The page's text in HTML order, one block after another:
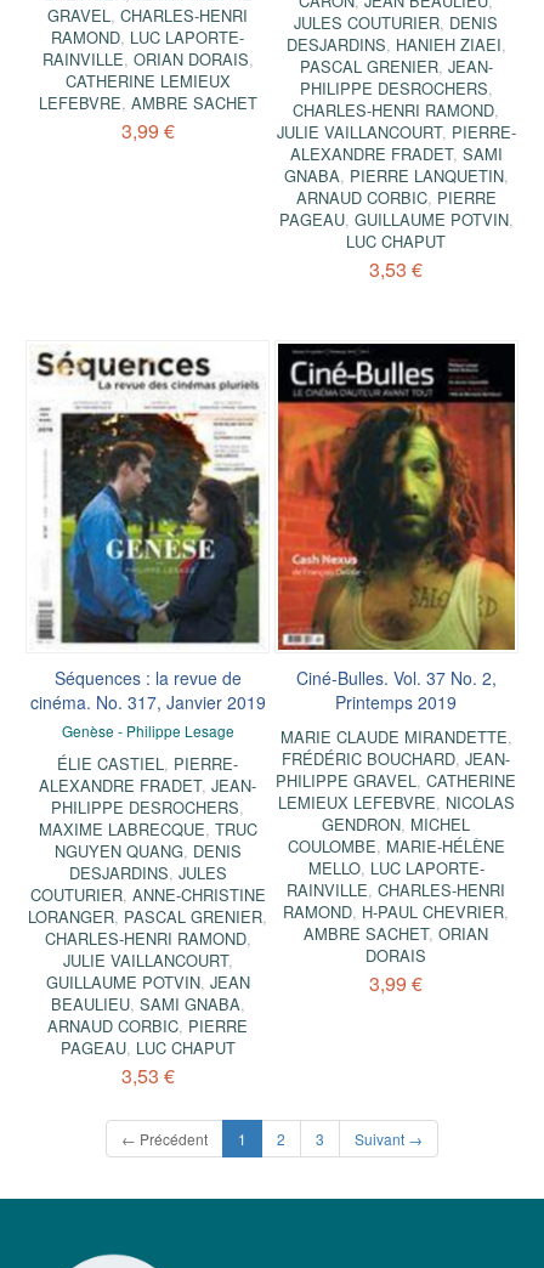
GRAVEL,CHARLES-HENRI
RAMOND, LUC LAPORTE-
RAINVILLE, ORIAN DORAIS,
CATHERINE LEMIEUX
LEFEBVRE, AMBRE SACHET
3,99 €
JULES COUTURIER, DENIS
DESJARDINS, HANIEH ZIAEI,
PASCAL GRENIER, JEAN-
PHILIPPE DESROCHERS,
CHARLES-HENRI RAMOND,
JULIE VAILLANCOURT, PIERRE-
ALEXANDRE FRADET, SAMI
GNABA, PIERRE LANQUETIN,
ARNAUD CORBIC, PIERRE
PAGEAU, GUILLAUME POTVIN,
LUC CHAPUT
3,53 €
Séquences : la revue de
cinéma. No. 317, Janvier 2019
Genèse - Philippe Lesage
ÉLIE CASTIEL, PIERRE-
ALEXANDRE FRADET,JEAN-
PHILIPPE DESROCHERS,
MAXIME LABRECQUE, TRUC
NGUYEN QUANG, DENIS
DESJARDINS, JULES
COUTURIER, ANNE-CHRISTINE
LORANGER, PASCAL GRENIER,
CHARLES-HENRI RAMOND,
JULIE VAILLANCOURT,
GUILLAUME POTVIN, JEAN
BEAULIEU, SAMI GNABA,
ARNAUD CORBIC, PIERRE
PAGEAU, LUC CHAPUT
3,53 €
Ciné-Bulles. Vol. 37 No. 2,
Printemps 2019
MARIE CLAUDE MIRANDETTE,
FRÉDÉRIC BOUCHARD,JEAN-
PHILIPPE GRAVEL,CATHERINE
LEMIEUX LEFEBVRE, NICOLAS
GENDRON, MICHEL
COULOMBE, MARIE-HÉLÈNE
MELLO, LUC LAPORTE-
RAINVILLE,CHARLES-HENRI
RAMOND, H-PAUL CHEVRIER,
AMBRE SACHET,ORIAN
DORAIS
3,99 €
← Précédent 1 (current)
2 3 Suivant →